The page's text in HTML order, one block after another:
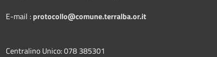
E-mail : protocollo@comune.terralba.or.it
Centralino Unico: 078 385301